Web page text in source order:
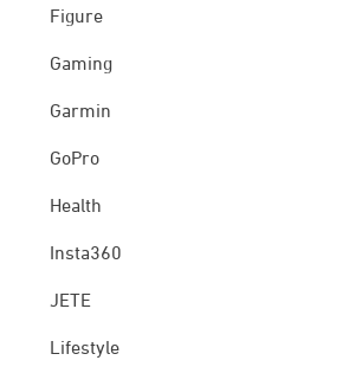
Figure
Gaming
Garmin
GoPro
Health
Insta360
JETE
Lifestyle